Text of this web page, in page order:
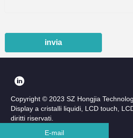
invia
E-mail
Copyright © 2023 SZ Hongjia
Display a cristalli liquidi, LCD touch,
diritti riservati.